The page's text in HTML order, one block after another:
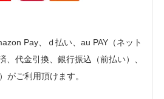
Pay、ｄ払い、au PAY（ネット
、代金引換、銀行振込（前払い）、
がご利用頂けます。